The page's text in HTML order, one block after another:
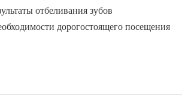
отбеливания зубов
дорогостоящего посещения